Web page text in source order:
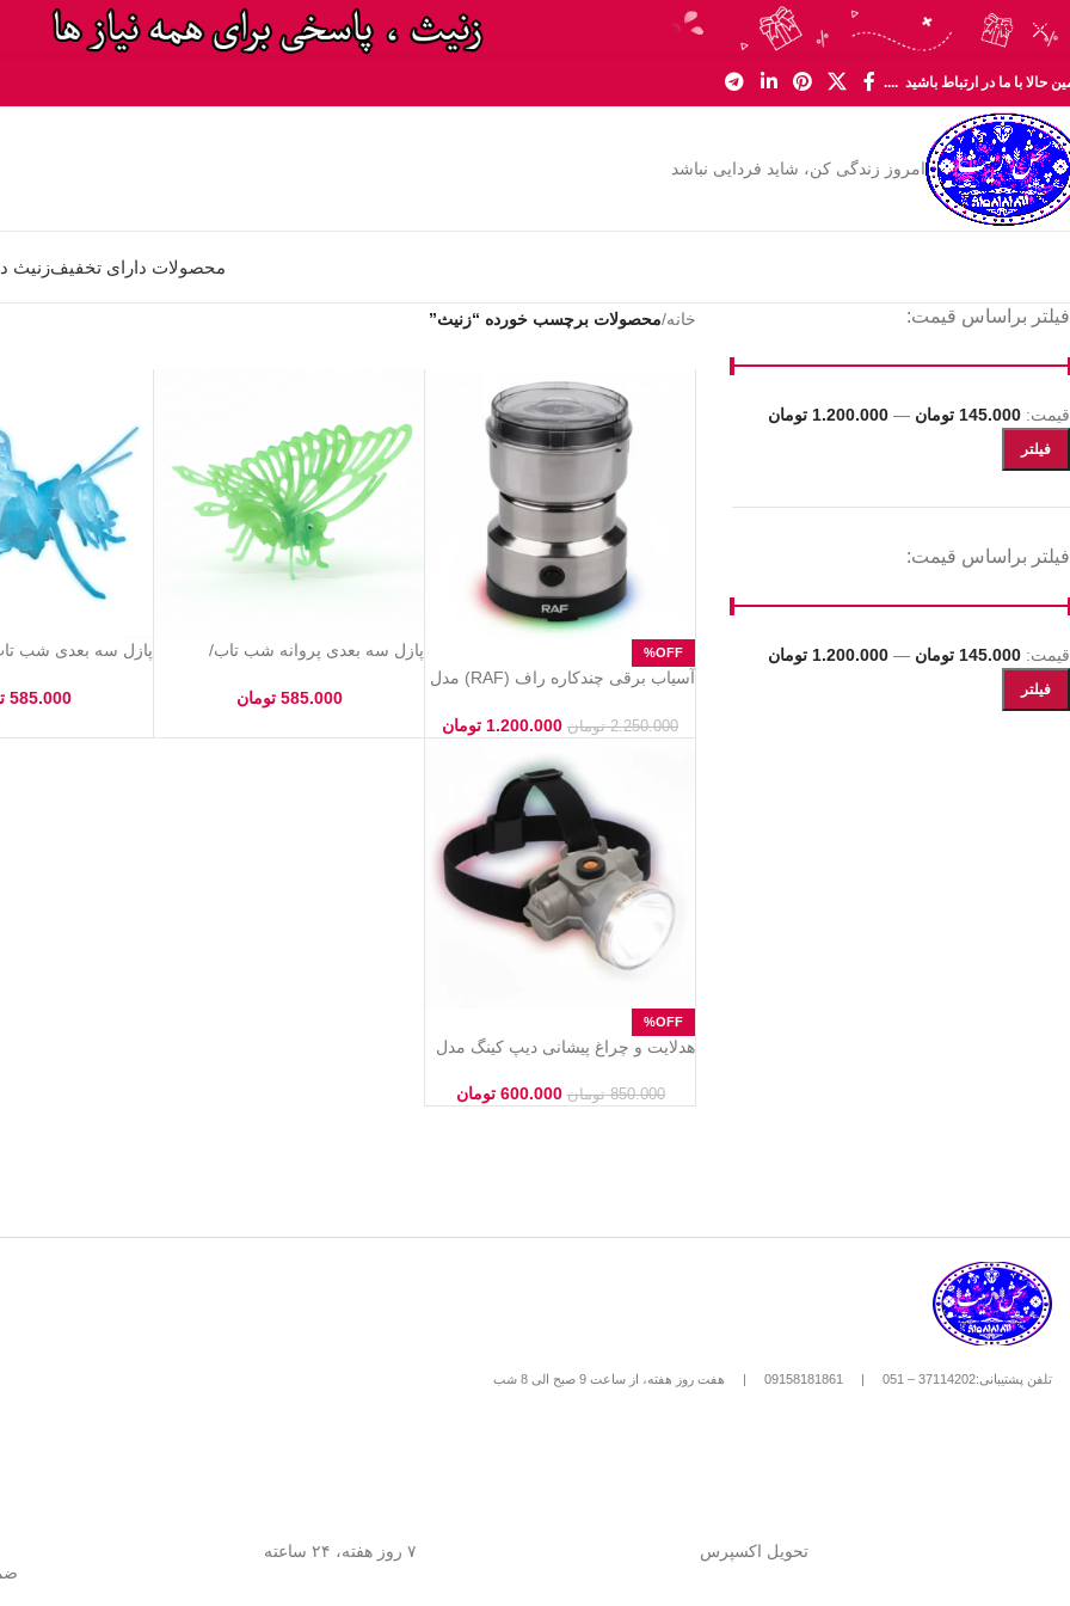
Skip to navigation
Skip to main content
حالا با ما در ارتباط باشید ....
امروز زندگی کن، شاید فردایی نباشد
محصولات دارای تخفیفزنیث
فیلتر براساس قیمت:
فیلتر
قیمت: 145.000 تومان — 1.200.000 تومان
فیلتر براساس قیمت:
فیلتر
قیمت: 145.000 تومان — 1.200.000 تومان
خانه/محصولات برچسب خورده “زنیث”
آسیاب برقی چندکاره راف (RAF) مدل
2.250.000 تومان 1.200.000 تومان
پازل سه بعدی پروانه شب تاب/
585.000 تومان
پازل سه بعدی شب
585.000
هدلایت و چراغ پیشانی دیپ کینگ مدل
سبک850.000 تومان 600.000 تومان
تلفن پشتیبانی:37114202 – 051 |
09158181861
| هفت روز هفته، از ساعت 9 صبح الی 8 شب
تحویل اکسپرس
۷ روز هفته، ۲۴ ساعته